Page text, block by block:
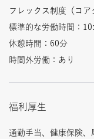
フレックス制度（コア
標準的な労働時間：
休憩時間：60分
時間外労働：あり
福利厚生
通勤手当、健康保険